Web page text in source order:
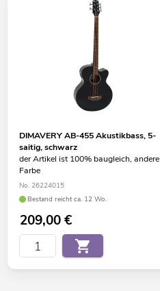
DIMAVERY AB-455 Akustikbass, 5-
saitig, schwarz
der Artikel ist 100% baugleich, andere
Farbe
No. 26224015
Bestand reicht ca. 12 Wo.
209,00€